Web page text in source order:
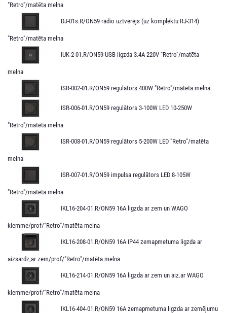
"Retro"/matēta melna
DJ-01s.R/ON59 rādio uztvērējs (uz komplektu RJ-314)
"Retro"/matēta melna
IUK-2-01.R/ON59 USB ligzda 3.4A 220V "Retro"/matēta
melna
ISR-002-01.R/ON59 regulātors 400W "Retro"/matēta melna
ISR-006-01.R/ON59 regulātors 3-100W LED 10-250W
"Retro"/matēta melna
ISR-008-01.R/ON59 regulātors 5-200W LED "Retro"/matēta
melna
ISR-007-01.R/ON59 impulsa regulātors LED 8-105W
"Retro"/matēta melna
IKL16-204-01.R/ON59 16A ligzda ar zem un WAGO
klemme/prof/"Retro"/matēta melna
IKL16-208-01.R/ON59 16A IP44 zemapmetuma ligzda ar
aizsardz,ar zem/prof/"Retro"/matēta melna
IKL16-214-01.R/ON59 16A ligzda ar zem un aiz.ar WAGO
klemme/prof/"Retro"/matēta melna
IKL16-404-01.R/ON59 16A zemapmetuma ligzda ar zemējumu